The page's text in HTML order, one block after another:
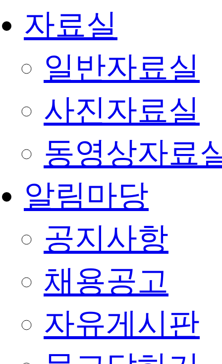
자료실
일반자료실
사진자료실
동영상자료
알림마당
공지사항
채용공고
자유게시판